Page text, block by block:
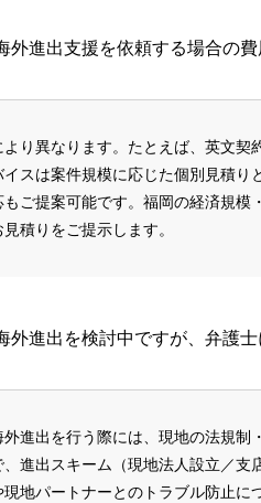
外進出支援を依頼する場合の
り異なります。たとえば、英文
スは案件規模に応じた個別見積
ご提案可能です。福岡の経済規
積りをご提示します。
外進出を検討中ですが、弁護
進出を行う際には、現地の法規
進出スキーム（現地法人設立／支
地パートナーとのトラブル防止